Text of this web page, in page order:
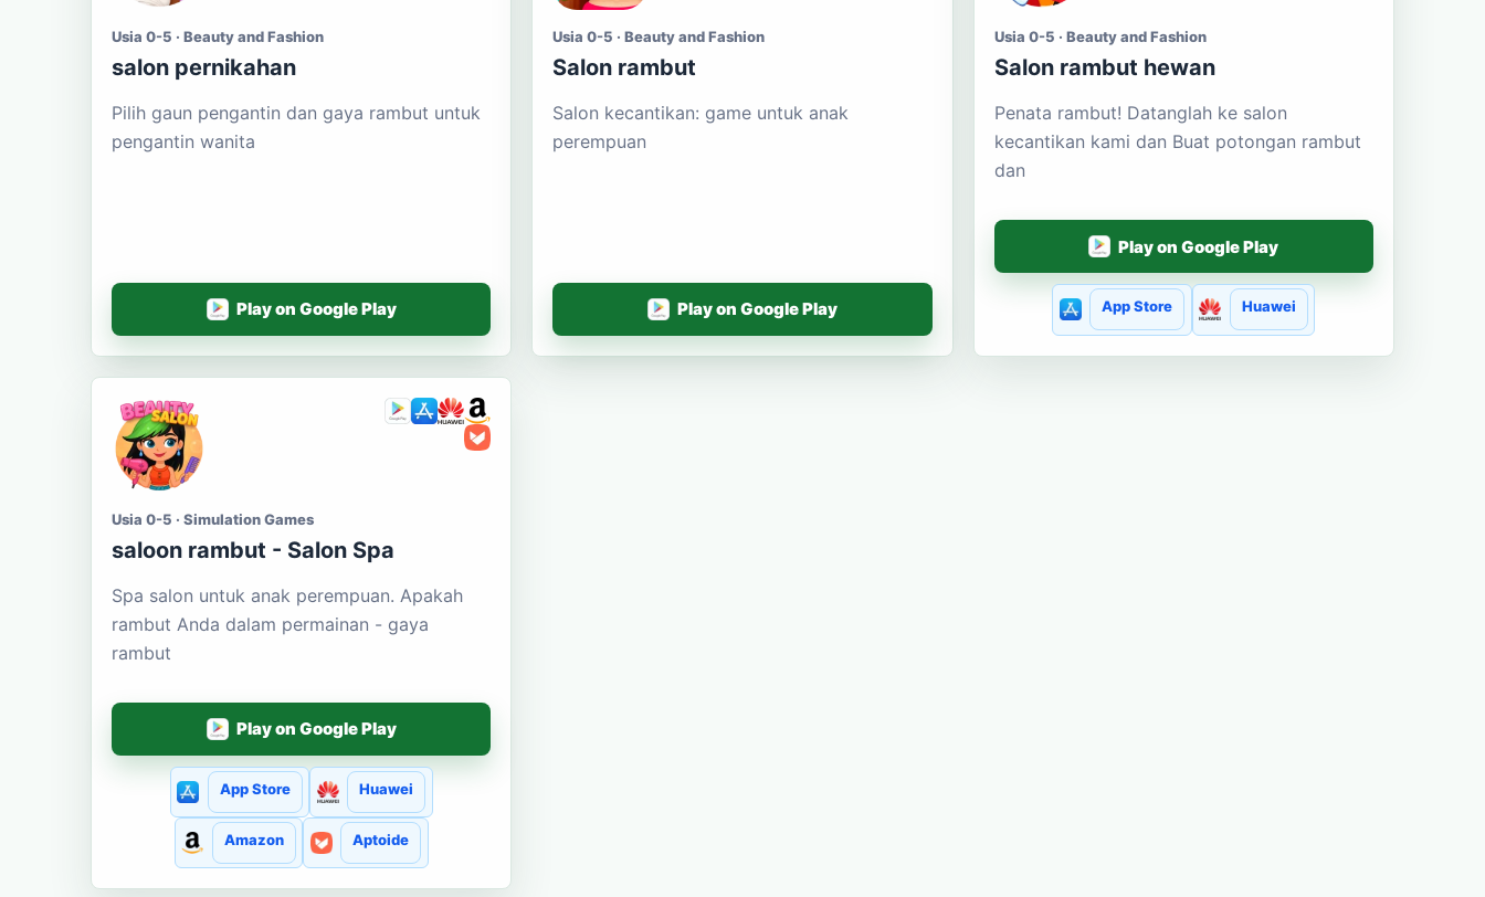
Usia 0-5 · Beauty and Fashion
salon pernikahan
Pilih gaun pengantin dan gaya rambut untuk
pengantin wanita
Play on Google Play
Usia 0-5 · Beauty and Fashion
Salon rambut
Salon kecantikan: game untuk anak
perempuan
Play on Google Play
Usia 0-5 · Beauty and Fashion
Salon rambut hewan
Penata rambut! Datanglah ke salon
kecantikan kami dan Buat potongan rambut
dan
Play on Google Play
App Store Huawei
Usia 0-5 · Simulation Games
saloon rambut - Salon Spa
Spa salon untuk anak perempuan. Apakah
rambut Anda dalam permainan - gaya
rambut
Play on Google Play
App Store Huawei
Amazon Aptoide